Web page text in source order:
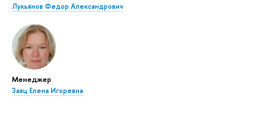
Лукьянов Федор Александрович
Менеджер
Заяц Елена Игоревна